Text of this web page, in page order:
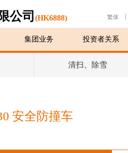
公司 (HK6888) 繁体
集团业务 投资者关系
清扫、除雪
安全防撞车